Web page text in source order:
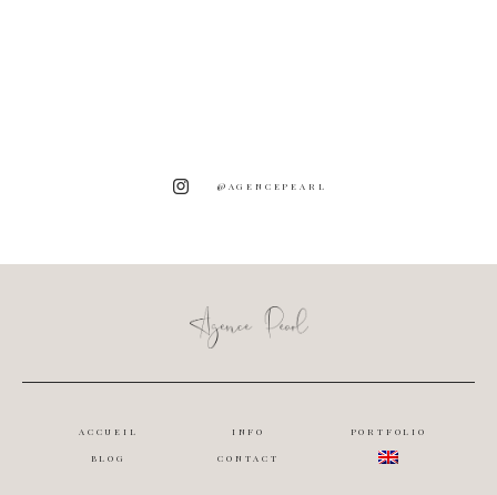
@AGENCEPEARL
ACCUEIL INFO PORTFOLIO
BLOG CONTACT